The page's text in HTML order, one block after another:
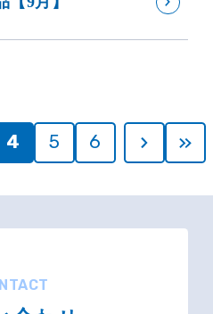
4 5 6